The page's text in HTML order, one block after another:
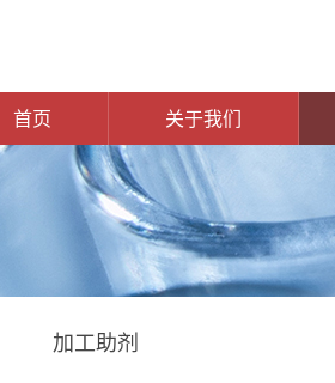
首页 关于我们
加工助剂